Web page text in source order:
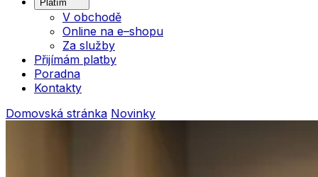
Platím
V obchodě
Online na e–shopu
Za služby
Přijímám platby
Poradna
Kontakty
Domovská stránka Novinky